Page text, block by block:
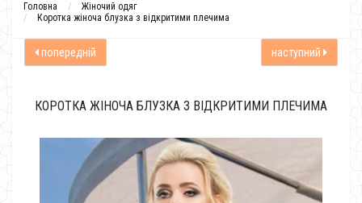
Головна
Жіночий одяг
Коротка жіноча блузка з відкритими плечима
попередній наступний
КОРОТКА ЖІНОЧА БЛУЗКА З ВІДКРИТИМИ ПЛЕЧИМА